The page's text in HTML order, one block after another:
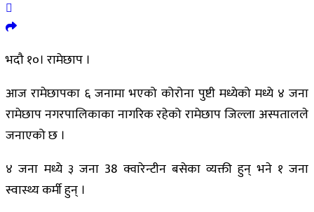
भदौ १०। रामेछाप ।
आज रामेछापका ६ जनामा भएको कोरोना पुष्टी मध्येको मध्ये ४ जना
रामेछाप नगरपालिकाका नागरिक रहेको रामेछाप जिल्ला अस्पतालले
जनाएको छ ।
४ जना मध्ये ३ जना 38 क्वारेन्टीन बसेका व्यक्ती हुन् भने १ जना
स्वास्थ्य कर्मी हुन् ।